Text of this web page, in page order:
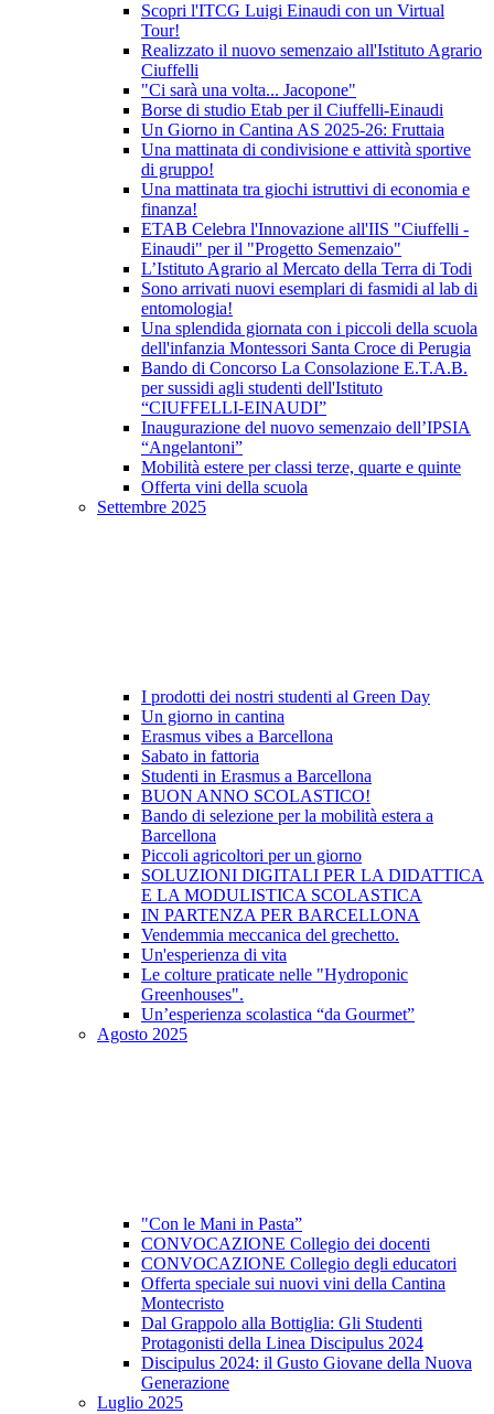
Scopri l'ITCG Luigi Einaudi con un Virtual
Tour!
Realizzato il nuovo semenzaio all'Istituto Agrario
Ciuffelli
"Ci sarà una volta... Jacopone"
Borse di studio Etab per il Ciuffelli-Einaudi
Un Giorno in Cantina AS 2025-26: Fruttaia
Una mattinata di condivisione e attività sportive
di gruppo!
Una mattinata tra giochi istruttivi di economia e
finanza!
ETAB Celebra l'Innovazione all'IIS "Ciuffelli -
Einaudi" per il "Progetto Semenzaio"
L’Istituto Agrario al Mercato della Terra di Todi
Sono arrivati nuovi esemplari di fasmidi al lab di
entomologia!
Una splendida giornata con i piccoli della scuola
dell'infanzia Montessori Santa Croce di Perugia
Bando di Concorso La Consolazione E.T.A.B.
per sussidi agli studenti dell'Istituto
“CIUFFELLI-EINAUDI”
Inaugurazione del nuovo semenzaio dell’IPSIA
“Angelantoni”
Mobilità estere per classi terze, quarte e quinte
Offerta vini della scuola
Settembre 2025
I prodotti dei nostri studenti al Green Day
Un giorno in cantina
Erasmus vibes a Barcellona
Sabato in fattoria
Studenti in Erasmus a Barcellona
BUON ANNO SCOLASTICO!
Bando di selezione per la mobilità estera a
Barcellona
Piccoli agricoltori per un giorno
SOLUZIONI DIGITALI PER LA DIDATTICA
E LA MODULISTICA SCOLASTICA
IN PARTENZA PER BARCELLONA
Vendemmia meccanica del grechetto.
Un'esperienza di vita
Le colture praticate nelle "Hydroponic
Greenhouses".
Un’esperienza scolastica “da Gourmet”
Agosto 2025
"Con le Mani in Pasta”
CONVOCAZIONE Collegio dei docenti
CONVOCAZIONE Collegio degli educatori
Offerta speciale sui nuovi vini della Cantina
Montecristo
Dal Grappolo alla Bottiglia: Gli Studenti
Protagonisti della Linea Discipulus 2024
Discipulus 2024: il Gusto Giovane della Nuova
Generazione
Luglio 2025